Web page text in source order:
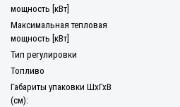
мощность [кВт]
Максимальная тепловая
мощность [кВт]
Тип регулировки
Топливо
Габариты упаковки ШхГхВ
(см):